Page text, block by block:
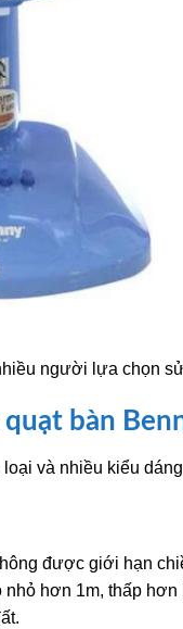
người lựa chọn
bàn
và nhiều kiểu
được giới hạn
hơn 1m, thấp hơn